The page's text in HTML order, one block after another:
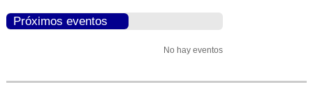
Próximos eventos
No hay eventos